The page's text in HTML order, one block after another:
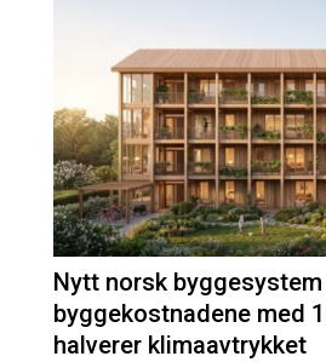
Nytt norsk
byggekostnadene med
halverer klimaavtrykket